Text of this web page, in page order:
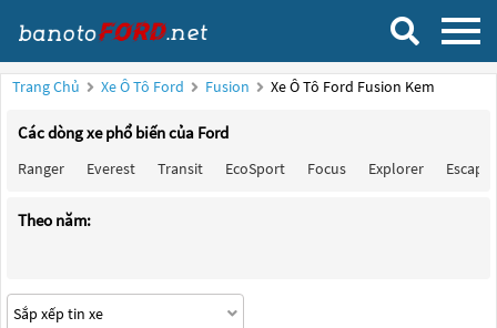
Trang Chủ Xe Ô Tô Ford Fusion Xe Ô Tô Ford Fusion Kem
Các dòng xe phổ biến của Ford
Ranger Everest Transit EcoSport Focus Explorer Escape
Theo năm: